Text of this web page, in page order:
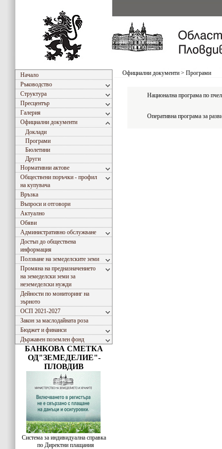
Начало
Ръководство
Структура
Пресцентър
Галерия
Официални документи
Доклади
Програми
Бюлетини
Други
Нормативни актове
Обществени поръчки - профил
на купувача
Връзка
Въпроси и отговори
Актуално
Обяви
Административно обслужване
Достъп до обществена
информация
Ползване на земеделските земи
Промяна на предназначението
на земеделски земи за
неземеделски нужди
Дейности по мониторинг на
зърното
ОСП 2021-2027
Закон за маслодайната роза
Бюджет и финанси
Държавен поземлен фонд
БАНКОВА СМЕТКА
ОД"ЗЕМЕДЕЛИЕ"-
ПЛОВДИВ
Система за индивидуална справка
по Директни плащания
Официални документи > Програми
Национална програма по
Оперативна програма за